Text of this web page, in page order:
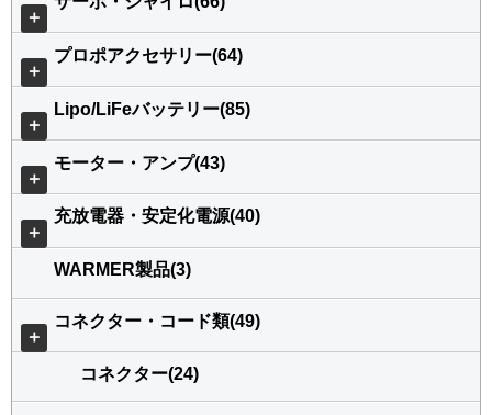
＋
＋
プロポアクセサリー(64)
＋
Lipo/LiFeバッテリー(85)
＋
モーター・アンプ(43)
＋
充放電器・安定化電源(40)
WARMER製品(3)
＋
コネクター・コード類(49)
コネクター(24)